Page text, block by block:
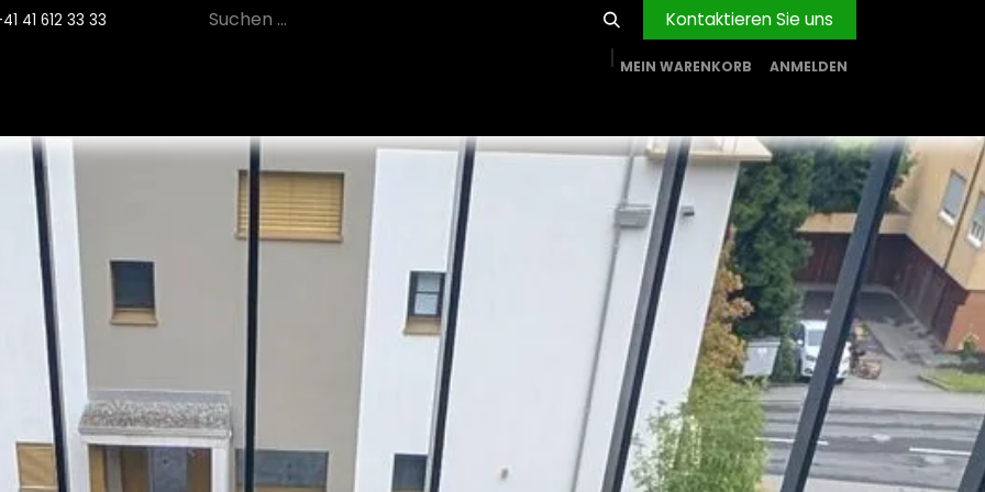
41 612 33 33 Kontaktieren Sie uns
MEIN WARENKORB ANMELDEN